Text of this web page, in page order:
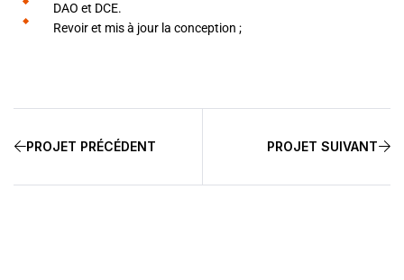
DAO et DCE.
Revoir et mis à jour la conception ;
PROJET PRÉCÉDENT PROJET SUIVANT